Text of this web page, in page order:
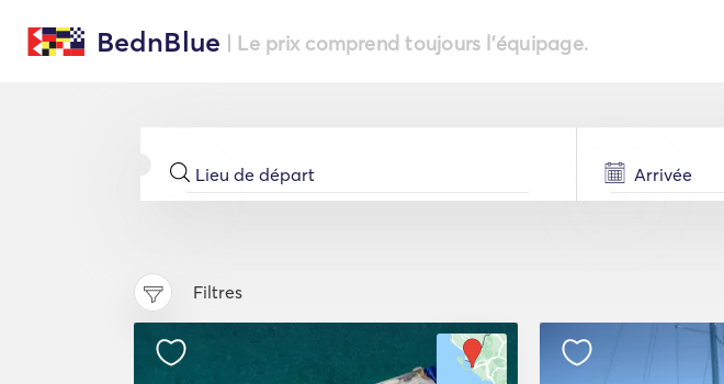
BednBlue | Le prix comprend toujours l'équipage.
Filtres